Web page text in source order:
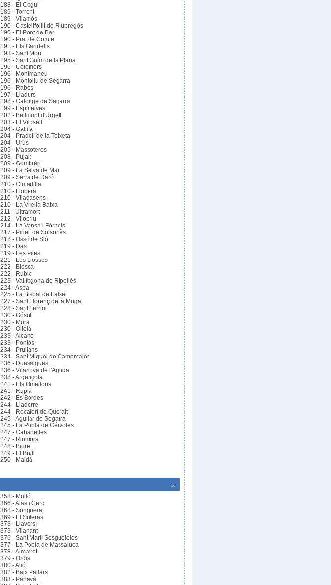
188 - El Cogul
189 - Torrent
189 - Vilamòs
190 - Castellfollit de Riubregós
190 - El Pont de Bar
190 - Prat de Comte
191 - Els Garidells
193 - Sant Mori
195 - Sant Guim de la Plana
196 - Colomers
196 - Montmaneu
196 - Montoliu de Segarra
196 - Rabós
197 - Lladurs
198 - Calonge de Segarra
199 - Espinelves
202 - Bellmunt d'Urgell
203 - El Vilosell
204 - Gallifa
204 - Pradell de la Teixeta
204 - Urús
205 - Massoteres
208 - Pujalt
209 - Gombrèn
209 - La Selva de Mar
209 - Serra de Daró
210 - Ciutadilla
210 - Llobera
210 - Viladasens
210 - La Vilella Baixa
211 - Ultramort
212 - Vilopriu
214 - La Vansa i Fórnols
217 - Pinell de Solsonès
218 - Ossó de Sió
219 - Das
219 - Les Piles
221 - Les Llosses
222 - Biosca
222 - Rubió
223 - Vallfogona de Ripollès
224 - Aspa
225 - La Bisbal de Falset
227 - Sant Llorenç de la Muga
228 - Sant Ferriol
230 - Gósol
230 - Mura
230 - Oliola
233 - Alcanó
233 - Pontós
234 - Prullans
234 - Sant Miquel de Campmajor
236 - Duesaigües
236 - Vilanova de l'Aguda
238 - Argençola
241 - Els Omellons
241 - Rupià
242 - Es Bòrdes
244 - Lladorre
244 - Rocafort de Queralt
245 - Aguilar de Segarra
245 - La Pobla de Cérvoles
247 - Cabanelles
247 - Riumors
248 - Biure
249 - El Brull
250 - Maldà
358 - Molló
366 - Alàs i Cerc
368 - Soriguera
369 - El Soleràs
373 - Llavorsí
373 - Vilanant
376 - Sant Martí Sesgueioles
377 - La Pobla de Massaluca
378 - Almatret
379 - Ordis
380 - Alió
382 - Baix Pallars
383 - Parlavà